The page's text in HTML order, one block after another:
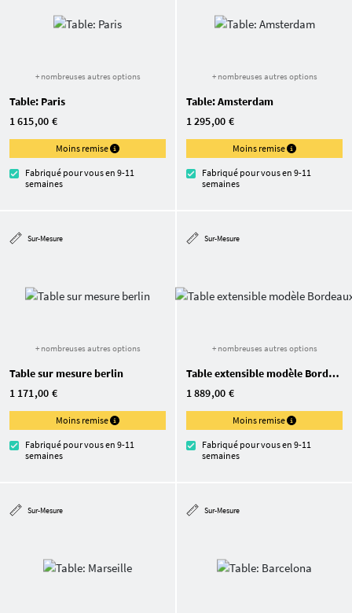
+ nombreuses autres options
Table: Paris
1 615,00 €
Moins remise
Fabriqué pour vous en 9-11
semaines
+ nombreuses autres options
Table: Amsterdam
1 295,00 €
Moins remise
Fabriqué pour vous en 9-11
semaines
Sur-Mesure
+ nombreuses autres options
Table sur mesure berlin
1 171,00 €
Moins remise
Fabriqué pour vous en 9-11
semaines
Sur-Mesure
+ nombreuses autres options
Table extensible modèle Bordeaux
1 889,00 €
Moins remise
Fabriqué pour vous en 9-11
semaines
Sur-Mesure Sur-Mesure